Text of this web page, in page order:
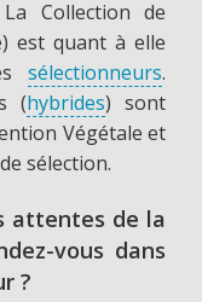
La Collection de
est quant à elle
sélectionneurs.
(hybrides) sont
Végétale et
sélection.
attentes de la
vous dans
?